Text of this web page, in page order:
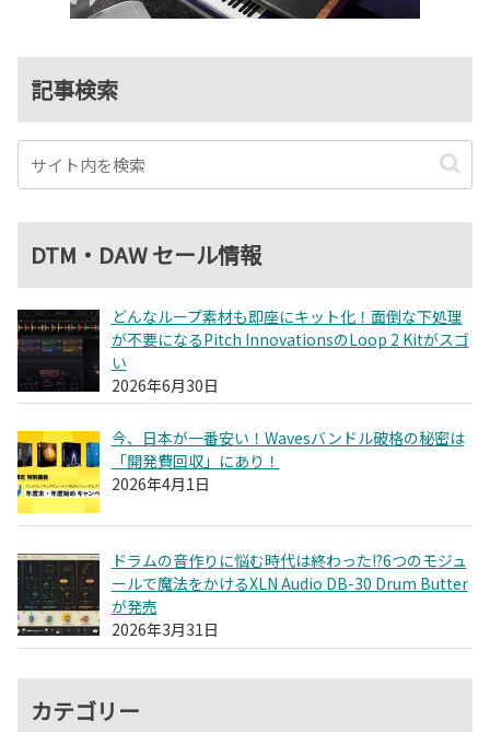
記事検索
DTM・DAW セール情報
どんなループ素材も即座にキット化！面倒な下処理
が不要になるPitch InnovationsのLoop 2 Kitがスゴ
い
2026年6月30日
今、日本が一番安い！Wavesバンドル破格の秘密は
「開発費回収」にあり！
2026年4月1日
ドラムの音作りに悩む時代は終わった!?6つのモジュ
ールで魔法をかけるXLN Audio DB-30 Drum Butter
が発売
2026年3月31日
カテゴリー